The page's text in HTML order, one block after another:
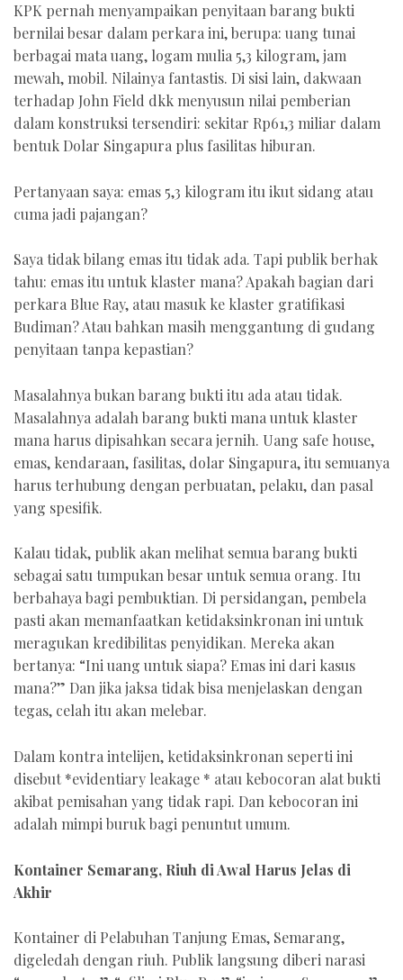
KPK pernah menyampaikan penyitaan barang bukti
bernilai besar dalam perkara ini, berupa: uang tunai
berbagai mata uang, logam mulia 5,3 kilogram, jam
mewah, mobil. Nilainya fantastis. Di sisi lain, dakwaan
terhadap John Field dkk menyusun nilai pemberian
dalam konstruksi tersendiri: sekitar Rp61,3 miliar dalam
bentuk Dolar Singapura plus fasilitas hiburan.
Pertanyaan saya: emas 5,3 kilogram itu ikut sidang atau
cuma jadi pajangan?
Saya tidak bilang emas itu tidak ada. Tapi publik berhak
tahu: emas itu untuk klaster mana? Apakah bagian dari
perkara Blue Ray, atau masuk ke klaster gratifikasi
Budiman? Atau bahkan masih menggantung di gudang
penyitaan tanpa kepastian?
Masalahnya bukan barang bukti itu ada atau tidak.
Masalahnya adalah barang bukti mana untuk klaster
mana harus dipisahkan secara jernih. Uang safe house,
emas, kendaraan, fasilitas, dolar Singapura, itu semuanya
harus terhubung dengan perbuatan, pelaku, dan pasal
yang spesifik.
Kalau tidak, publik akan melihat semua barang bukti
sebagai satu tumpukan besar untuk semua orang. Itu
berbahaya bagi pembuktian. Di persidangan, pembela
pasti akan memanfaatkan ketidaksinkronan ini untuk
meragukan kredibilitas penyidikan. Mereka akan
bertanya: “Ini uang untuk siapa? Emas ini dari kasus
mana?” Dan jika jaksa tidak bisa menjelaskan dengan
tegas, celah itu akan melebar.
Dalam kontra intelijen, ketidaksinkronan seperti ini
disebut *evidentiary leakage * atau kebocoran alat bukti
akibat pemisahan yang tidak rapi. Dan kebocoran ini
adalah mimpi buruk bagi penuntut umum.
Kontainer Semarang, Riuh di Awal Harus Jelas di
Akhir
Kontainer di Pelabuhan Tanjung Emas, Semarang,
digeledah dengan riuh. Publik langsung diberi narasi